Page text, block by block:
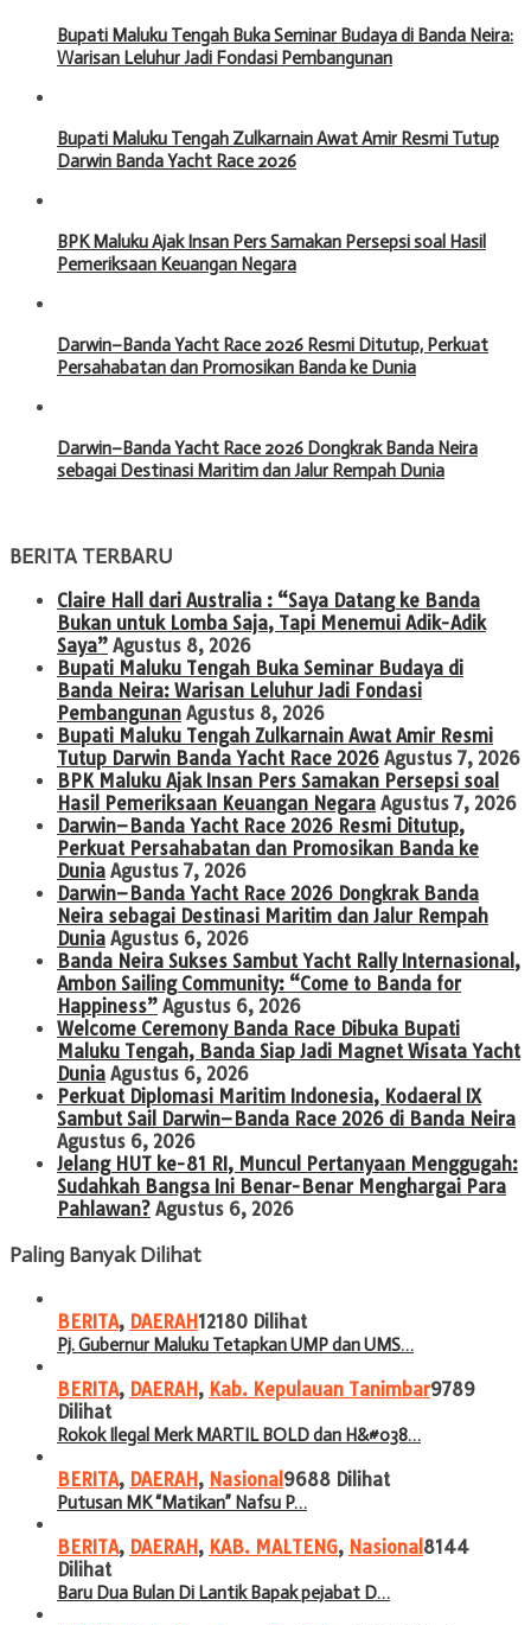
Bupati Maluku Tengah Buka Seminar Budaya di Banda Neira:
Warisan Leluhur Jadi Fondasi Pembangunan
Bupati Maluku Tengah Zulkarnain Awat Amir Resmi Tutup
Darwin Banda Yacht Race 2026
BPK Maluku Ajak Insan Pers Samakan Persepsi soal Hasil
Pemeriksaan Keuangan Negara
Darwin–Banda Yacht Race 2026 Resmi Ditutup, Perkuat
Persahabatan dan Promosikan Banda ke Dunia
Darwin–Banda Yacht Race 2026 Dongkrak Banda Neira
sebagai Destinasi Maritim dan Jalur Rempah Dunia
BERITA TERBARU
Claire Hall dari Australia : “Saya Datang ke Banda
Bukan untuk Lomba Saja, Tapi Menemui Adik-Adik
Saya” Agustus 8, 2026
Bupati Maluku Tengah Buka Seminar Budaya di
Banda Neira: Warisan Leluhur Jadi Fondasi
Pembangunan Agustus 8, 2026
Bupati Maluku Tengah Zulkarnain Awat Amir Resmi
Tutup Darwin Banda Yacht Race 2026 Agustus 7, 2026
BPK Maluku Ajak Insan Pers Samakan Persepsi soal
Hasil Pemeriksaan Keuangan Negara Agustus 7, 2026
Darwin–Banda Yacht Race 2026 Resmi Ditutup,
Perkuat Persahabatan dan Promosikan Banda ke
Dunia Agustus 7, 2026
Darwin–Banda Yacht Race 2026 Dongkrak Banda
Neira sebagai Destinasi Maritim dan Jalur Rempah
Dunia Agustus 6, 2026
Banda Neira Sukses Sambut Yacht Rally Internasional,
Ambon Sailing Community: “Come to Banda for
Happiness” Agustus 6, 2026
Welcome Ceremony Banda Race Dibuka Bupati
Maluku Tengah, Banda Siap Jadi Magnet Wisata Yacht
Dunia Agustus 6, 2026
Perkuat Diplomasi Maritim Indonesia, Kodaeral IX
Sambut Sail Darwin–Banda Race 2026 di Banda Neira
Agustus 6, 2026
Jelang HUT ke-81 RI, Muncul Pertanyaan Menggugah:
Sudahkah Bangsa Ini Benar-Benar Menghargai Para
Pahlawan? Agustus 6, 2026
Paling Banyak Dilihat
BERITA, DAERAH 12180 Dilihat
Pj. Gubernur Maluku Tetapkan UMP dan UMS…
BERITA, DAERAH , Kab. Kepulauan Tanimbar9789
Dilihat
Rokok Ilegal Merk MARTIL BOLD dan H&#038…
BERITA, DAERAH , Nasional 9688 Dilihat
Putusan MK “Matikan” Nafsu P…
BERITA, DAERAH , KAB. MALTENG, Nasional 8144
Dilihat
Baru Dua Bulan Di Lantik Bapak pejabat D…